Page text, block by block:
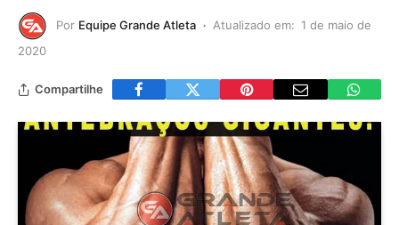
Por Equipe Grande Atleta Atualizado em: 1 de maio de
2020
Compartilhe